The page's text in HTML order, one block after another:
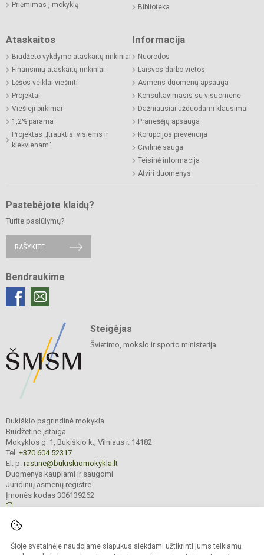
Šioje svetainėje naudojame slapukus siekdami užtikrinti jums teikiamų
Priėmimas į mokyklą
Biblioteka
Ataskaitos
Biudžeto vykdymo ataskaitų rinkiniai
Finansinių ataskaitų rinkiniai
Lėšos veiklai viešinti
Projektai
Viešieji pirkimai
1,2% parama
Projektas „Įtrauktis: visiems ir
kiekvienam“
Informacija
Nuorodos
Laisvos darbo vietos
Asmens duomenų apsauga
Konsultavimasis su visuomene
Dažniausiai užduodami klausimai
Pranešėjų apsauga
Korupcijos prevencija
Civilinė sauga
Teisinė informacija
Atviri duomenys
Pastebėjote klaidų?
Turite pasiūlymų?
RAŠYKITE
Bendraukime
Steigėjas
Švietimo, mokslo ir sporto ministerija
Bukiškio pagrindinė mokykla
Biudžetinė įstaiga
Mokyklos g. 1, Bukiškio k., Vilniaus r. 14182
Tel. +370 604 52317
El. p. rastine@bukiskiomokykla.lt
Duomenys kaupiami ir saugomi
Juridinių asmenų registre
Įmonės kodas 306139262
Kopijuoti turinį be raštiško Bukiškio pagrindinės mokyklos administracijos